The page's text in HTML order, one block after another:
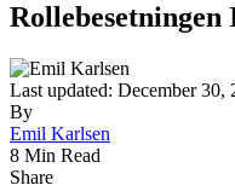
Last updated: December 30,
By
Emil Karlsen
8 Min Read
Share